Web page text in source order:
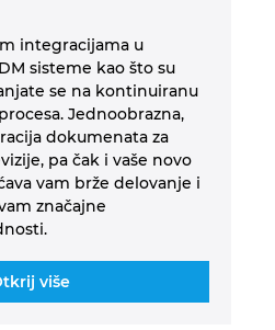
integracijama u
sisteme kao što su
se na kontinuiranu
Jednoobrazna,
dokumenata za
pa čak i vaše novo
vam brže delovanje i
značajne
više